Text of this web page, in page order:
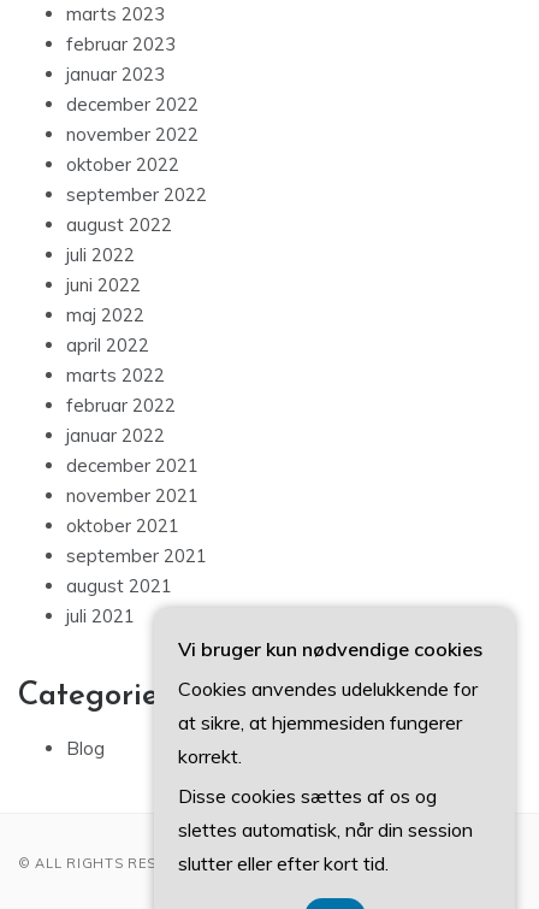
marts 2023
februar 2023
januar 2023
december 2022
november 2022
oktober 2022
september 2022
august 2022
juli 2022
juni 2022
maj 2022
april 2022
marts 2022
februar 2022
januar 2022
december 2021
november 2021
oktober 2021
september 2021
august 2021
juli 2021
Categories
Blog
© ALL RIGHTS RESERVED 2022
Vi bruger kun nødvendige cookies
Cookies anvendes udelukkende for
at sikre, at hjemmesiden fungerer
korrekt.
Disse cookies sættes af os og
slettes automatisk, når din session
slutter eller efter kort tid.